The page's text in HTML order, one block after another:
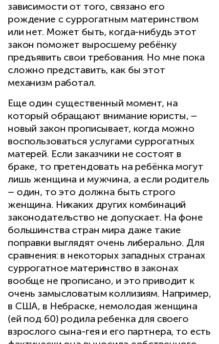
зависимости от того, связано его
рождение с суррогатным материнством
или нет. Может быть, когда-нибудь этот
закон поможет выросшему ребёнку
предъявить свои требования. Но мне пока
сложно представить, как бы этот
механизм работал.
Еще один существенный момент, на
который обращают внимание юристы, –
новый закон прописывает, когда можно
воспользоваться услугами суррогатных
матерей. Если заказчики не состоят в
браке, то претендовать на ребёнка могут
лишь женщина и мужчина, а если родитель
– один, то это должна быть строго
женщина. Никаких других комбинаций
законодательство не допускает. На фоне
большинства стран мира даже такие
поправки выглядят очень либерально. Для
сравнения: в некоторых западных странах
суррогатное материнство в законах
вообще не прописано, и это приводит к
очень замысловатым коллизиям. Например,
в США, в Небраске, немолодая женщина
(ей под 60) родила ребенка для своего
взрослого сына-гея и его партнера, то есть